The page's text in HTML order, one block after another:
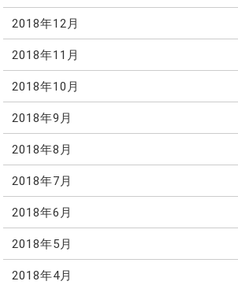
2018年12月
2018年11月
2018年10月
2018年9月
2018年8月
2018年7月
2018年6月
2018年5月
2018年4月